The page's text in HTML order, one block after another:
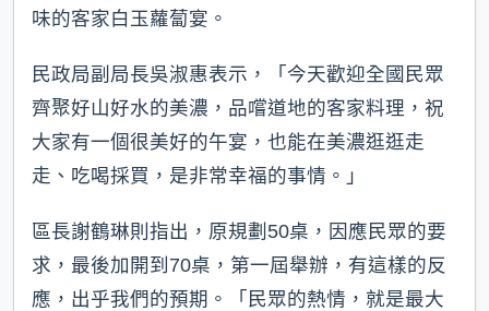
味的客家白玉蘿蔔宴。
民政局副局長吳淑惠表示，「今天歡迎全國民眾
齊聚好山好水的美濃，品嚐道地的客家料理，祝
大家有一個很美好的午宴，也能在美濃逛逛走
走、吃喝採買，是非常幸福的事情。」
區長謝鶴琳則指出，原規劃50桌，因應民眾的要
求，最後加開到70桌，第一屆舉辦，有這樣的反
應，出乎我們的預期。「民眾的熱情，就是最大